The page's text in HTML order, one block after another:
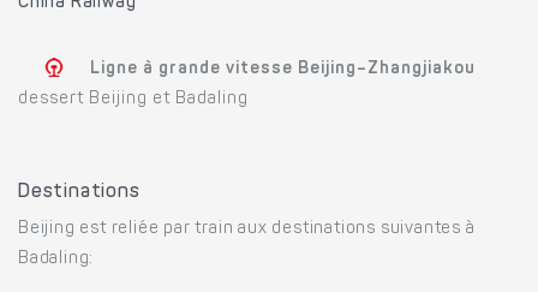
China Railway
Ligne à grande vitesse Beijing–Zhangjiakou
dessert Beijing et Badaling
Destinations
Beijing est reliée par train aux destinations suivantes à
Badaling: